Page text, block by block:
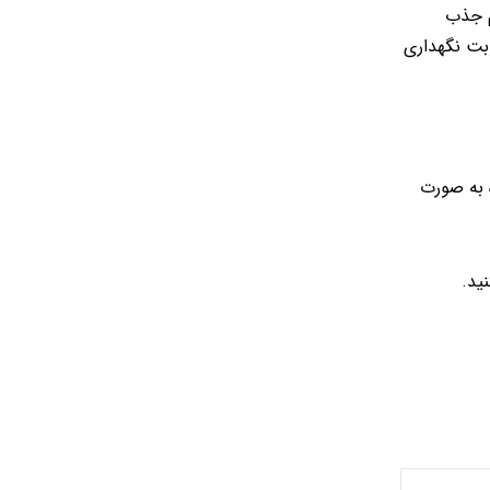
جذب
نگهداری
به صورت